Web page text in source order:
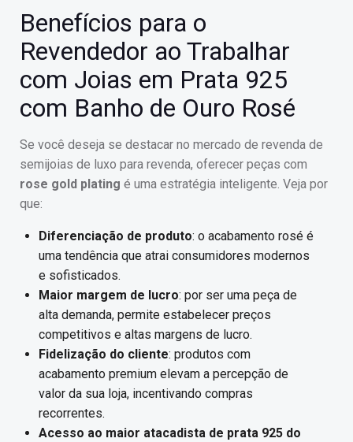
Benefícios para o
Revendedor ao Trabalhar
com Joias em Prata 925
com Banho de Ouro Rosé
Se você deseja se destacar no mercado de revenda de
semijoias de luxo para revenda, oferecer peças com
rose gold plating é uma estratégia inteligente. Veja por
que:
Diferenciação de produto: o acabamento rosé é
uma tendência que atrai consumidores modernos
e sofisticados.
Maior margem de lucro: por ser uma peça de
alta demanda, permite estabelecer preços
competitivos e altas margens de lucro.
Fidelização do cliente: produtos com
acabamento premium elevam a percepção de
valor da sua loja, incentivando compras
recorrentes.
Acesso ao maior atacadista de prata 925 do